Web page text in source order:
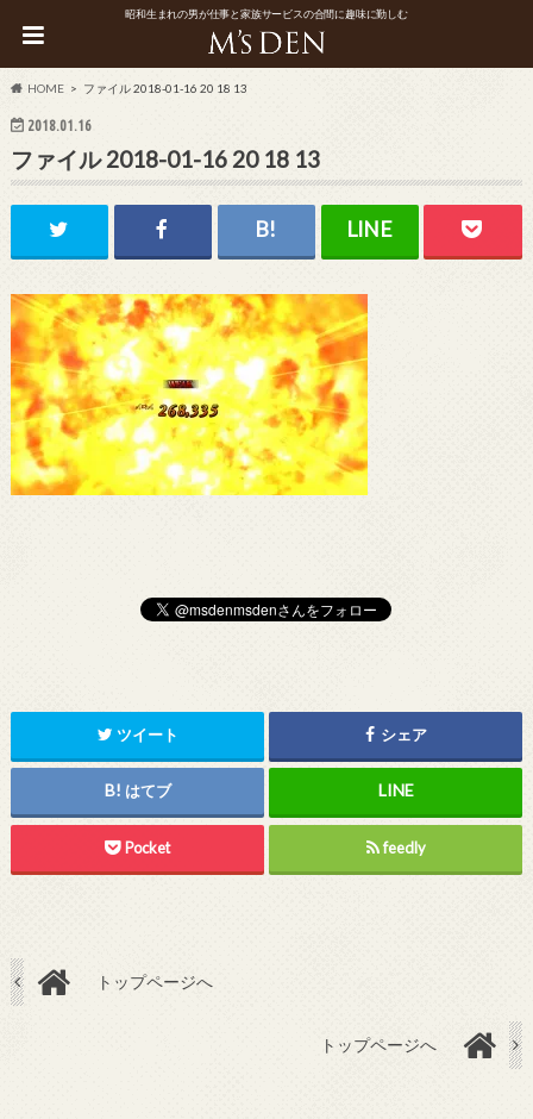
昭和生まれの男が仕事と家族サービスの合間に趣味に勤しむ
HOME ファイル 2018-01-16 20 18 13
2018.01.16
ファイル 2018-01-16 20 18 13
ツイート シェア
はてブ
Pocket feedly
トップページへ
トップページへ